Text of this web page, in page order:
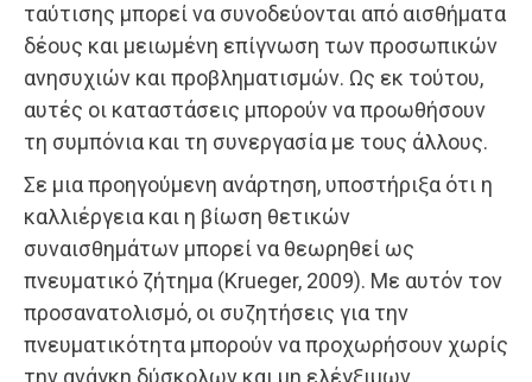
ταύτισης μπορεί να συνοδεύονται από αισθήματα
δέους και μειωμένη επίγνωση των προσωπικών
ανησυχιών και προβληματισμών. Ως εκ τούτου,
αυτές οι καταστάσεις μπορούν να προωθήσουν
τη συμπόνια και τη συνεργασία με τους άλλους.
Σε μια προηγούμενη ανάρτηση, υποστήριξα ότι η
καλλιέργεια και η βίωση θετικών
συναισθημάτων μπορεί να θεωρηθεί ως
πνευματικό ζήτημα (Krueger, 2009). Με αυτόν τον
προσανατολισμό, οι συζητήσεις για την
πνευματικότητα μπορούν να προχωρήσουν χωρίς
την ανάγκη δύσκολων και μη ελέγξιμων